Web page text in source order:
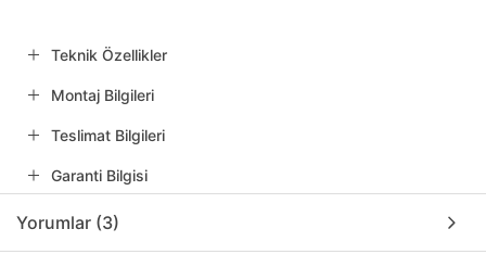
Teknik Özellikler
Montaj Bilgileri
Teslimat Bilgileri
Garanti Bilgisi
Yorumlar (3)